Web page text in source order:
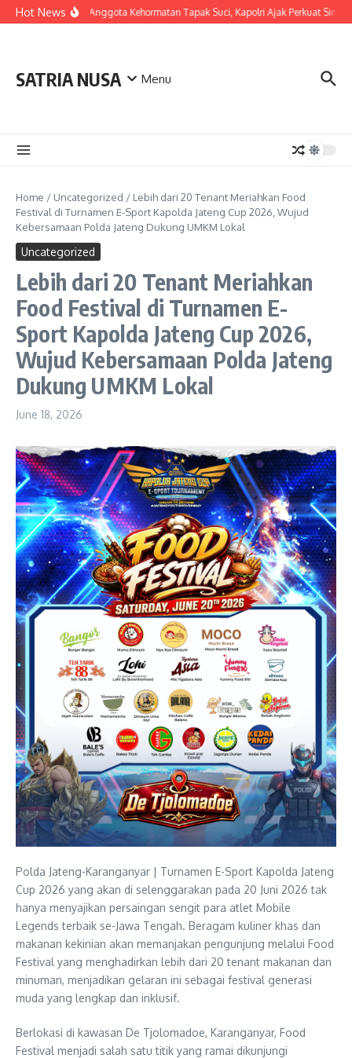
Skip to content
Hot News
LDianugerahi Anggota Kehormatan Tapak Suci, Kapolri Ajak Perkuat
SATRIA NUSA Menu
Home / Uncategorized / Lebih dari 20 Tenant Meriahkan Food
Festival di Turnamen E-Sport Kapolda Jateng Cup 2026, Wujud
Kebersamaan Polda Jateng Dukung UMKM Lokal
Uncategorized
Lebih dari 20 Tenant Meriahkan
Food Festival di Turnamen E-
Sport Kapolda Jateng Cup 2026,
Wujud Kebersamaan Polda Jateng
Dukung UMKM Lokal
June 18, 2026
Polda Jateng-Karanganyar | Turnamen E-Sport Kapolda Jateng
Cup 2026 yang akan di selenggarakan pada 20 Juni 2026 tak
hanya menyajikan persaingan sengit para atlet Mobile
Legends terbaik se-Jawa Tengah. Beragam kuliner khas dan
makanan kekinian akan memanjakan pengunjung melalui Food
Festival yang menghadirkan lebih dari 20 tenant makanan dan
minuman, menjadikan gelaran ini sebagai festival generasi
muda yang lengkap dan inklusif.
Berlokasi di kawasan De Tjolomadoe, Karanganyar, Food
Festival menjadi salah satu titik yang ramai dikunjungi